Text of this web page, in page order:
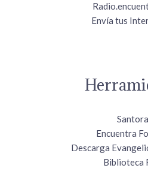
Envía tus
Encuentra
Descarga
Biblioteca